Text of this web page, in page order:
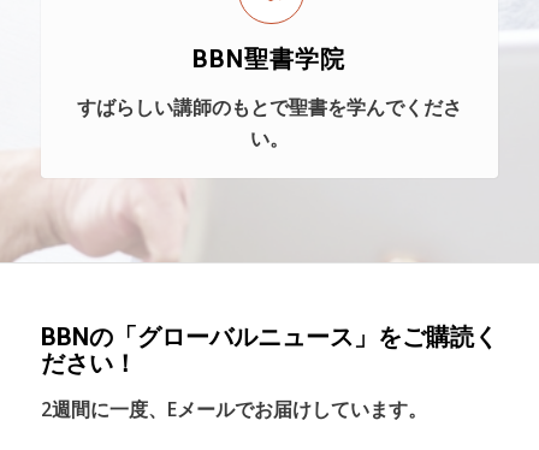
BBN聖書学院
すばらしい講師のもとで聖書を学んでくださ
い。
BBNの「グローバルニュース」をご購読く
ださい！
2週間に一度、Eメールでお届けしています。